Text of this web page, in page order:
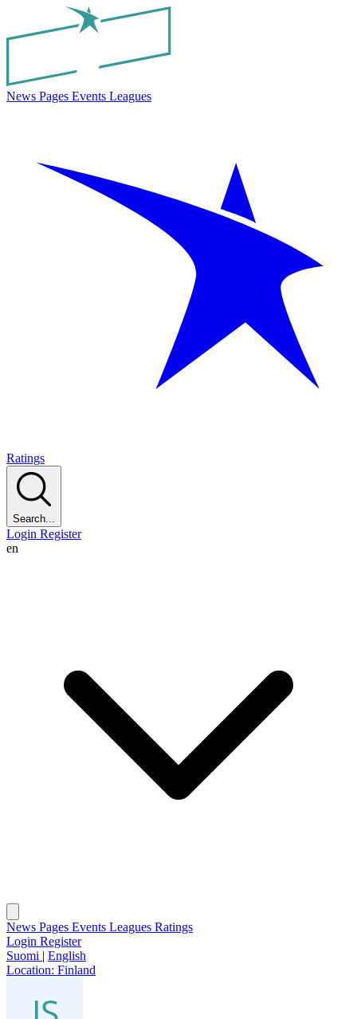
News Pages Events Leagues
Ratings
Search...
Login Register
en
News Pages Events Leagues Ratings
Login Register
Suomi | English
Location: Finland